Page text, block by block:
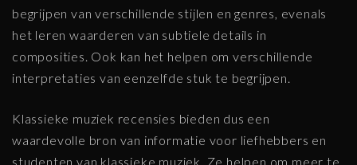
begrijpen van verschillende stijlen en genres, evenals
het leren waarderen van subtiele details in
composities. Ook kan het helpen om verschillende
interpretaties van eenzelfde stuk te begrijpen.
Klassieke muziek recensies bieden dus een
waardevolle bron van informatie voor liefhebbers en
studenten van klassieke muziek. Ze helpen om meer te